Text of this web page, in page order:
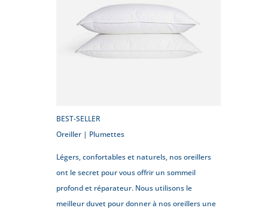
BEST-SELLER
Oreiller | Plumettes
Légers, confortables et naturels, nos oreillers
ont le secret pour vous offrir un sommeil
profond et réparateur. Nous utilisons le
meilleur duvet pour donner à nos oreillers une